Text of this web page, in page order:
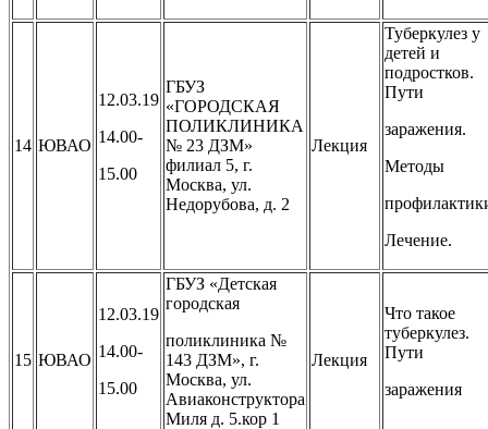
14 ЮВАО
12.03.19
14.00-
15.00
ГБУЗ
«ГОРОДСКАЯ
ПОЛИКЛИНИКА
№ 23 ДЗМ»
филиал 5, г.
Москва, ул.
Недорубова, д. 2
Лекция
Туберкулез у
детей и
подростков.
Пути
заражения.
Методы
Лечение.
15 ЮВАО
12.03.19
14.00-
15.00
ГБУЗ «Детская
городская
поликлиника №
143 ДЗМ», г.
Москва, ул.
Авиаконструктора
Миля д. 5.кор 1
Лекция
Что такое
туберкулез.
Пути
заражения